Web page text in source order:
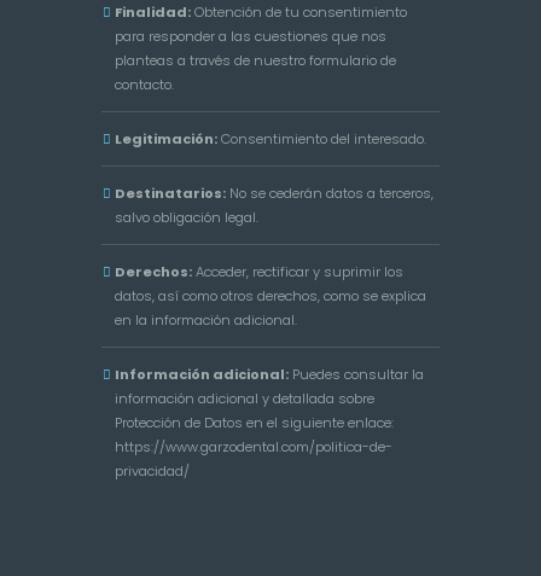
Finalidad:Obtención de tu consentimiento
para responder a las cuestiones que nos
planteas a través de nuestro formulario de
contacto.
Legitimación:Consentimiento del interesado.
Destinatarios: No se cederán datos a terceros,
salvo obligación legal.
Derechos:Acceder, rectificar y suprimir los
datos, así como otros derechos, como se explica
en la información adicional.
Información adicional: Puedes consultar la
información adicional y detallada sobre
Protección de Datos en el siguiente enlace:
https://www.garzodental.com/politica-de-
privacidad/